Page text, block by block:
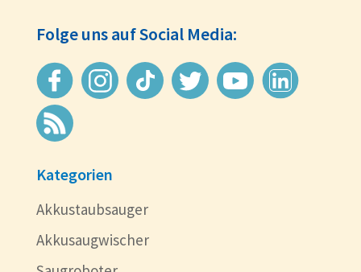
Folge uns auf Social Media:
Kategorien
Akkustaubsauger
Akkusaugwischer